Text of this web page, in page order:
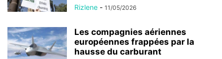
Rizlene - 11/05/2026
Les compagnies aériennes
européennes frappées par la
hausse du carburant